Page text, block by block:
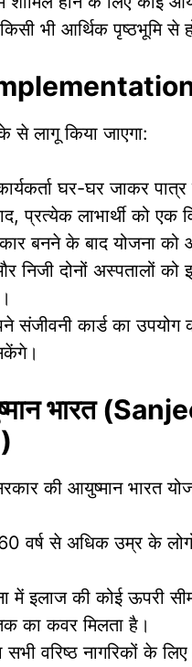
भी आर्थिक पृष्ठभूमि
से लागू किया जाएगा:
घर-घर जाकर
प्रत्येक लाभार्थी को एक
बनने के बाद योजना को
निजी दोनों अस्पतालों
संजीवनी कार्ड का
भारत
की आयुष्मान भारत
वर्ष से अधिक उम्र के
में इलाज की कोई ऊपरी
का कवर मिलता है।
सभी वरिष्ठ नागरिकों के